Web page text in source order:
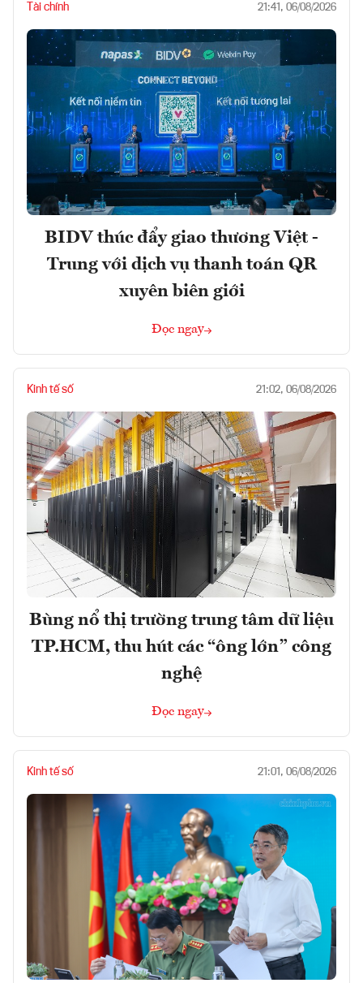
Tài chính 21:41, 06/08/2026
BIDV thúc đẩy giao thương Việt -
Trung với dịch vụ thanh toán QR
xuyên biên giới
Đọc ngay
Kinh tế số 21:02, 06/08/2026
Bùng nổ thị trường trung tâm dữ liệu
TP.HCM, thu hút các “ông lớn” công
nghệ
Đọc ngay
Kinh tế số 21:01, 06/08/2026